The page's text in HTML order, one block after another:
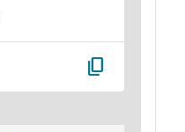
content_copy